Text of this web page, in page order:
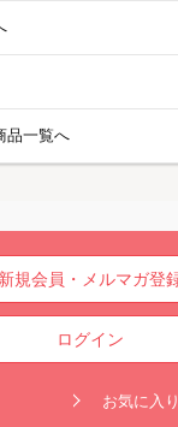
品一覧へ
新規会員・メルマガ登
ログイン
お気に入